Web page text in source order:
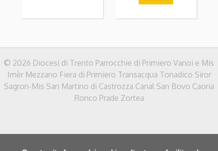
© 2026 Diocesi di Trento Parrocchie di Primiero Vanoi e Mis
Imèr Mezzano Fiera di Primiero Transacqua Tonadico Siror
Sagron-Mis San Martino di Castrozza Canal San Bovo Caoria
Ronco Prade Zortea